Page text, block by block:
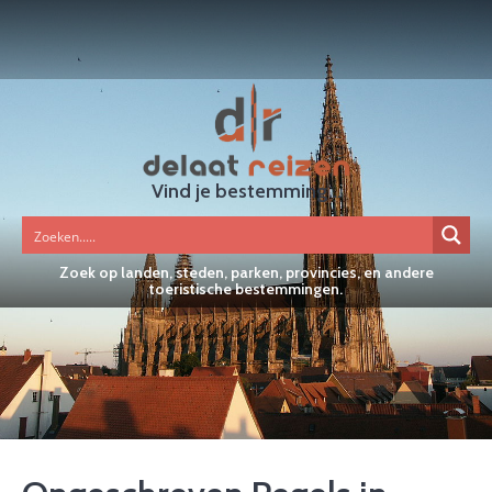
Vind je bestemming...
Zoek op landen, steden, parken, provincies, en andere
toeristische bestemmingen.